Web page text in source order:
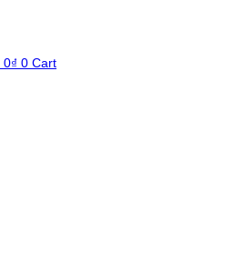
0₫ 0 Cart